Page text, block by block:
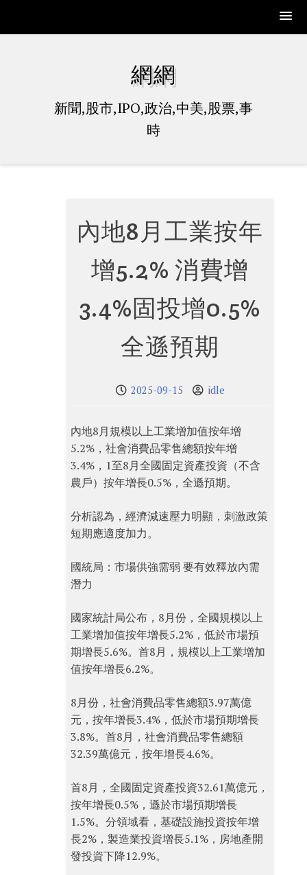
網網
新聞,股市,IPO,政治,中美,股票,事
時
內地8月工業按年
增5.2% 消費增
3.4%固投增0.5%
全遜預期
2025-09-15 idle
內地8月規模以上工業增加值按年增
5.2%，社會消費品零售總額按年增
3.4%，1至8月全國固定資產投資（不含
農戶）按年增長0.5%，全遜預期。
分析認為，經濟減速壓力明顯，刺激政策
短期應適度加力。
國統局：市場供強需弱 要有效釋放內需
潛力
國家統計局公布，8月份，全國規模以上
工業增加值按年增長5.2%，低於市場預
期增長5.6%。首8月，規模以上工業增加
值按年增長6.2%。
8月份，社會消費品零售總額3.97萬億
元，按年增長3.4%，低於市場預期增長
3.8%。首8月，社會消費品零售總額
32.39萬億元，按年增長4.6%。
首8月，全國固定資產投資32.61萬億元，
按年增長0.5%，遜於市場預期增長
1.5%。分領域看，基礎設施投資按年增
長2%，製造業投資增長5.1%，房地產開
發投資下降12.9%。